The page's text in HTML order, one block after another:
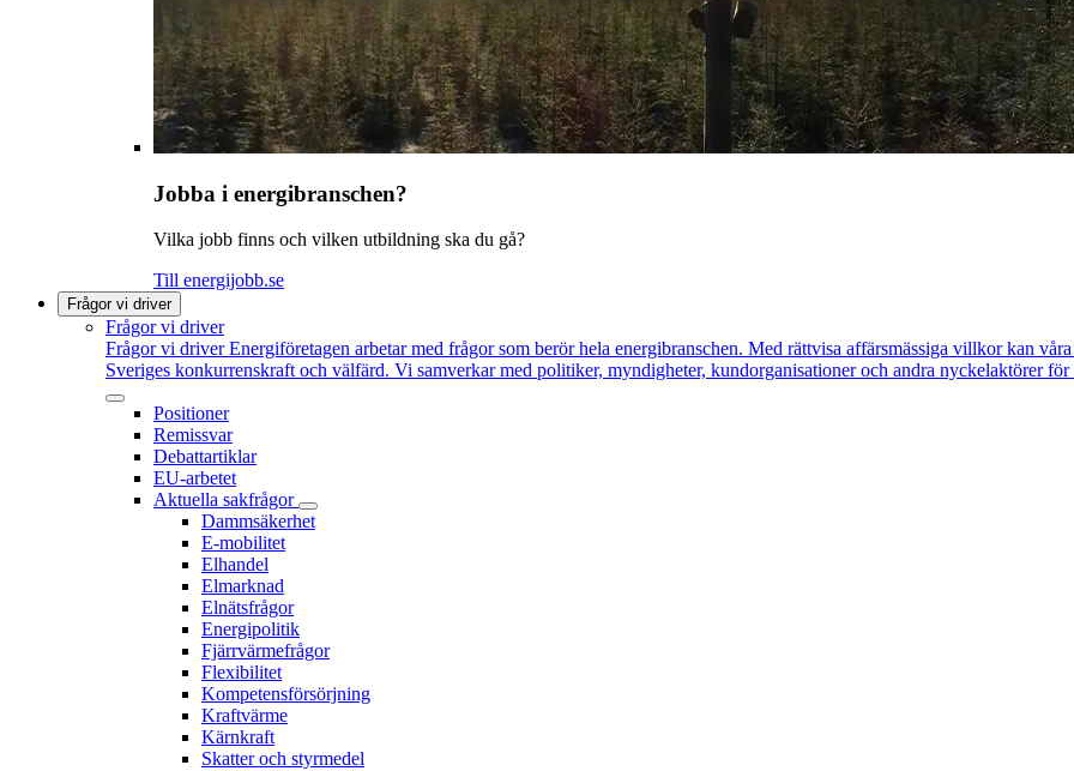
Jobba i energibranschen?
Vilka jobb finns och vilken utbildning ska du gå?
Till energijobb.se
Frågor vi driver
Frågor vi driver
Frågor vi driver Energiföretagen arbetar med frågor som berör hela energibranschen. Med rättvisa affärsmässiga villkor kan
Sveriges konkurrenskraft och välfärd. Vi samverkar med politiker, myndigheter, kundorganisationer och andra nyckelaktörer
Positioner
Remissvar
Debattartiklar
EU-arbetet
Aktuella sakfrågor
Dammsäkerhet
E-mobilitet
Elhandel
Elmarknad
Elnätsfrågor
Energipolitik
Fjärrvärmefrågor
Flexibilitet
Kompetensförsörjning
Kraftvärme
Kärnkraft
Skatter och styrmedel